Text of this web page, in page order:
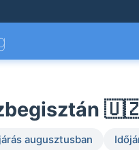
augusztusban